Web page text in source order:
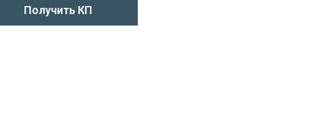
Получить КП